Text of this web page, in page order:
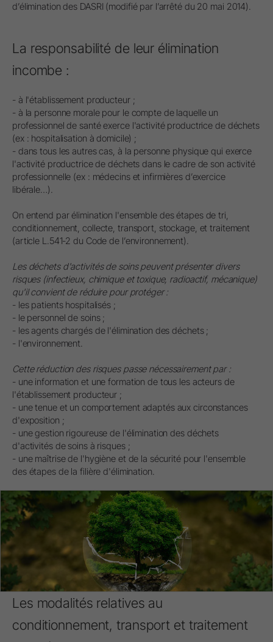
d’élimination des DASRI (modifié par l’arrêté du 20 mai 2014).
La responsabilité de leur élimination
incombe :
- à l'établissement producteur ;
- à la personne morale pour le compte de laquelle un
professionnel de santé exerce l'activité productrice de déchets
(ex : hospitalisation à domicile) ;
- dans tous les autres cas, à la personne physique qui exerce
l'activité productrice de déchets dans le cadre de son activité
professionnelle (ex : médecins et infirmières d’exercice
libérale…).
On entend par élimination l'ensemble des étapes de tri,
conditionnement, collecte, transport, stockage, et traitement
(article L.541-2 du Code de l’environnement).
Les déchets d'activités de soins peuvent présenter divers
risques (infectieux, chimique et toxique, radioactif, mécanique)
qu'il convient de réduire pour protéger :
- les patients hospitalisés ;
- le personnel de soins ;
- les agents chargés de l'élimination des déchets ;
- l'environnement.
Cette réduction des risques passe nécessairement par :
- une information et une formation de tous les acteurs de
l'établissement producteur ;
- une tenue et un comportement adaptés aux circonstances
d'exposition ;
- une gestion rigoureuse de l'élimination des déchets
d'activités de soins à risques ;
- une maîtrise de l'hygiène et de la sécurité pour l'ensemble
des étapes de la filière d'élimination.
Les modalités relatives au
conditionnement, transport et traitement